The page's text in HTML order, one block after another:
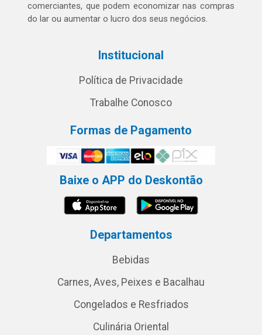
comerciantes, que podem economizar nas compras
do lar ou aumentar o lucro dos seus negócios.
Institucional
Política de Privacidade
Trabalhe Conosco
Formas de Pagamento
Baixe o APP do Deskontão
Departamentos
Bebidas
Carnes, Aves, Peixes e Bacalhau
Congelados e Resfriados
Culinária Oriental